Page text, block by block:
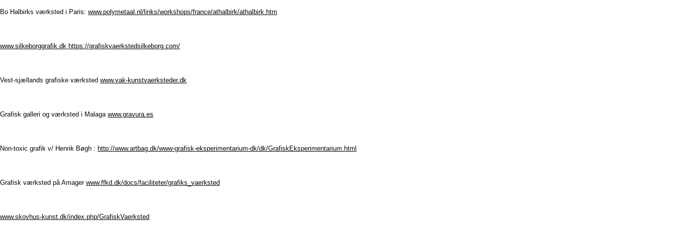
Bo Halbirks værksted i Paris: www.polymetaal.nl/links/workshops/france/athalbirk/athalbirk.htm
www.silkeborggrafik.dk https://grafiskvaerkstedsilkeborg.com/
Vest-sjællands grafiske værksted www.vak-kunstvaerksteder.dk
Grafisk galleri og værksted i Malaga www.gravura.es
Non-toxic grafik v/ Henrik Bøgh : http://www.artbag.dk/www-grafisk-eksperimentarium-dk/dk/GrafiskEksperimentarium.html
Grafisk værksted på Amager www.ffkd.dk/docs/faciliteter/grafiks_vaerksted
www.skovhus-kunst.dk/index.php/GrafiskVaerksted